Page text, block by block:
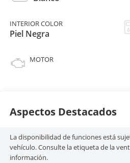
INTERIOR COLOR
Piel Negra
MOTOR
Aspectos Destacados
La disponibilidad de funciones está
vehículo. Consulte la etiqueta de la
información.